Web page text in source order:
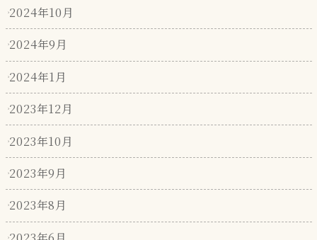
2024年10月
2024年9月
2024年1月
2023年12月
2023年10月
2023年9月
2023年8月